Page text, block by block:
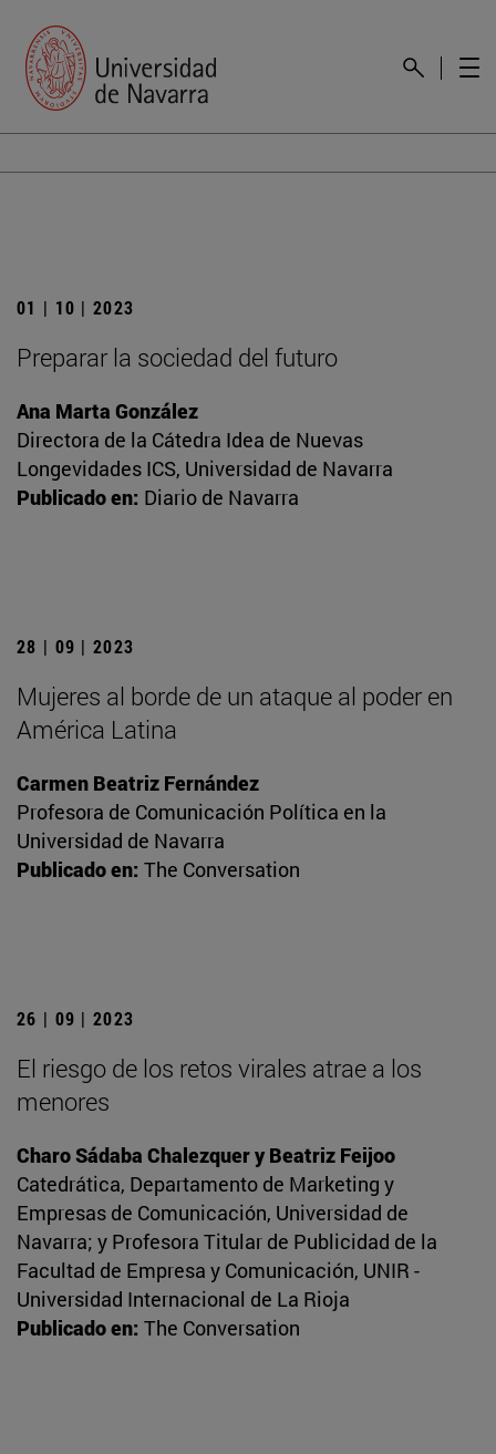
01 | 10 | 2023
Preparar la sociedad del futuro
Ana Marta González
Directora de la Cátedra Idea de Nuevas
Longevidades ICS, Universidad de Navarra
Publicado en: Diario de Navarra
28 | 09 | 2023
Mujeres al borde de un ataque al poder en
América Latina
Carmen Beatriz Fernández
Profesora de Comunicación Política en la
Universidad de Navarra
Publicado en: The Conversation
26 | 09 | 2023
El riesgo de los retos virales atrae a los
menores
Charo Sádaba Chalezquer y Beatriz Feijoo
Catedrática, Departamento de Marketing y
Empresas de Comunicación, Universidad de
Navarra; y Profesora Titular de Publicidad de la
Facultad de Empresa y Comunicación, UNIR -
Universidad Internacional de La Rioja
Publicado en: The Conversation